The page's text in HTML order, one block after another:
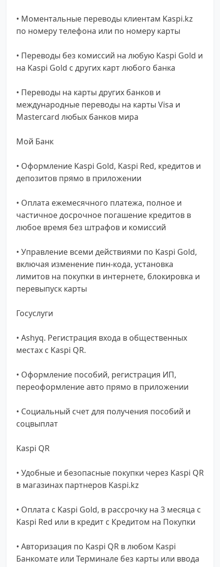
• Моментальные переводы клиентам Kaspi.kz
по номеру телефона или по номеру карты
• Переводы без комиссий на любую Kaspi Gold и
на Kaspi Gold с других карт любого банка
• Переводы на карты других банков и
международные переводы на карты Visa и
Mastercard любых банков мира
Мой Банк
• Оформление Kaspi Gold, Kaspi Red, кредитов и
депозитов прямо в приложении
• Оплата ежемесячного платежа, полное и
частичное досрочное погашение кредитов в
любое время без штрафов и комиссий
• Управление всеми действиями по Kaspi Gold,
включая изменение пин-кода, установка
лимитов на покупки в интернете, блокировка и
перевыпуск карты
Госуслуги
• Ashyq. Регистрация входа в общественных
местах с Kaspi QR.
• Оформление пособий, регистрация ИП,
переоформление авто прямо в приложении
• Социальный счет для получения пособий и
соцвыплат
Kaspi QR
• Удобные и безопасные покупки через Kaspi QR
в магазинах партнеров Kaspi.kz
• Оплата с Kaspi Gold, в рассрочку на 3 месяца с
Kaspi Red или в кредит с Кредитом на Покупки
• Авторизация по Kaspi QR в любом Kaspi
Банкомате или Терминале без карты или ввода